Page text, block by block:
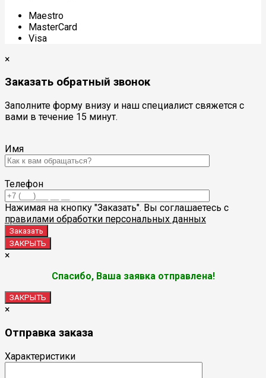
Maestro
MasterCard
Visa
×
Заказать обратный звонок
Заполните форму внизу и наш специалист свяжется с
вами в течение 15 минут.
Имя
Телефон
Нажимая на кнопку "Заказать". Вы соглашаетесь с
правилами обработки персональных данных
ЗАКРЫТЬ
×
Спасибо, Ваша заявка отправлена!
ЗАКРЫТЬ
×
Отправка заказа
Характеристики